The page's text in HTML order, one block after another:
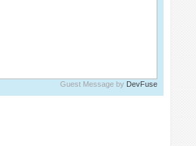
Guest Message by DevFuse